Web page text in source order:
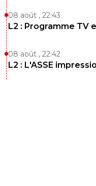
08 août , 22:43
L2 : Programme TV
08 août , 22:42
L2 : L'ASSE